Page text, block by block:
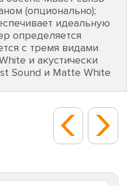
(опционально);
идеальную
определяется
с тремя видами
и акустически
Sound и Matte White